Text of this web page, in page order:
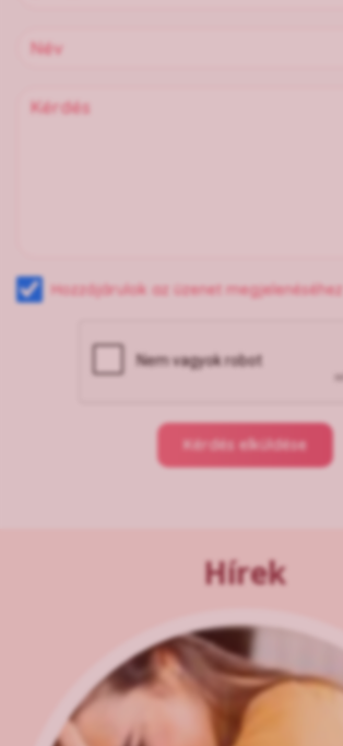
Hozzájárulok az üzenet megjelenéséhez
Kérdés elküldése
Hírek